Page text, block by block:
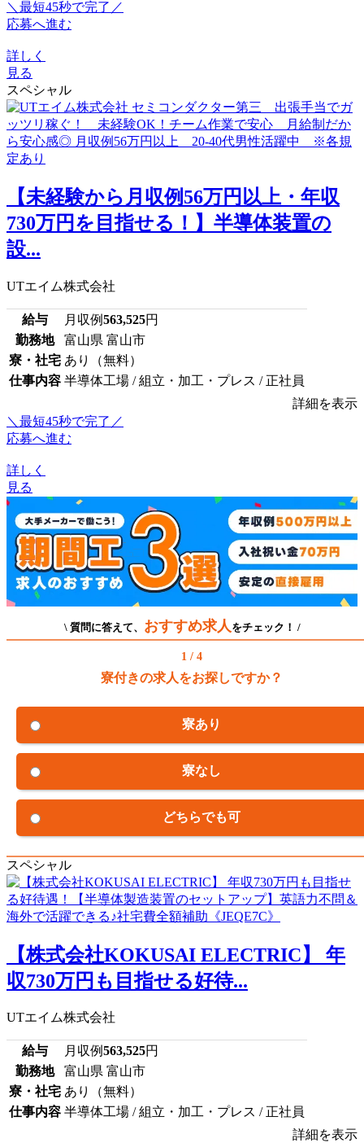
＼最短45秒で完了／
応募へ進む
詳しく
見る
スペシャル
【未経験から月収例56万円以上・年収
730万円を目指せる！】半導体装置の
設...
UTエイム株式会社
給与 月収例563,525円
勤務地
富山県 富山市
寮・社宅 あり（無料）
仕事内容 半導体工場 / 組立・加工・プレス / 正社員
詳細を表示
＼最短45秒で完了／
応募へ進む
詳しく
見る
\ 質問に答えて、 おすすめ求人 をチェック！ /
1 / 4
寮付きの求人をお探しですか？
寮あり
寮なし
どちらでも可
スペシャル
【株式会社KOKUSAI ELECTRIC】 年
収730万円も目指せる好待...
UTエイム株式会社
給与 月収例563,525円
勤務地
富山県 富山市
寮・社宅 あり（無料）
仕事内容 半導体工場 / 組立・加工・プレス / 正社員
詳細を表示